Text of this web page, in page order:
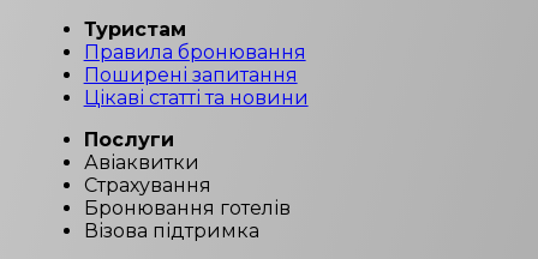
Туристам
Правила бронювання
Поширені запитання
Цікаві статті та новини
Послуги
Авіаквитки
Страхування
Бронювання готелів
Візова підтримка